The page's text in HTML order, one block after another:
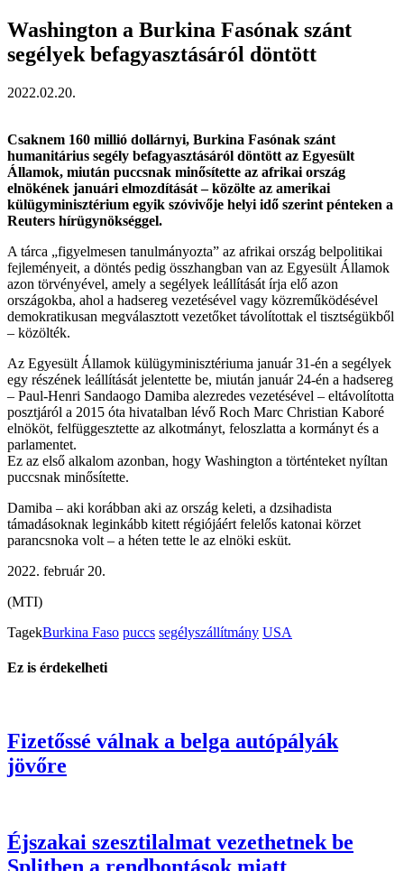
Washington a Burkina Fasónak szánt
segélyek befagyasztásáról döntött
2022.02.20.
Csaknem 160 millió dollárnyi, Burkina Fasónak szánt
humanitárius segély befagyasztásáról döntött az Egyesült
Államok, miután puccsnak minősítette az afrikai ország
elnökének januári elmozdítását – közölte az amerikai
külügyminisztérium egyik szóvivője helyi idő szerint pénteken a
Reuters hírügynökséggel.
A tárca „figyelmesen tanulmányozta” az afrikai ország belpolitikai
fejleményeit, a döntés pedig összhangban van az Egyesült Államok
azon törvényével, amely a segélyek leállítását írja elő azon
országokba, ahol a hadsereg vezetésével vagy közreműködésével
demokratikusan megválasztott vezetőket távolítottak el tisztségükből
– közölték.
Az Egyesült Államok külügyminisztériuma január 31-én a segélyek
egy részének leállítását jelentette be, miután január 24-én a hadsereg
– Paul-Henri Sandaogo Damiba alezredes vezetésével – eltávolította
posztjáról a 2015 óta hivatalban lévő Roch Marc Christian Kaboré
elnököt, felfüggesztette az alkotmányt, feloszlatta a kormányt és a
parlamentet.
Ez az első alkalom azonban, hogy Washington a történteket nyíltan
puccsnak minősítette.
Damiba – aki korábban aki az ország keleti, a dzsihadista
támadásoknak leginkább kitett régiójáért felelős katonai körzet
parancsnoka volt – a héten tette le az elnöki esküt.
2022. február 20.
(MTI)
TagekBurkina Faso puccs segélyszállítmány USA
Ez is érdekelheti
Fizetőssé válnak a belga autópályák
jövőre
Éjszakai szesztilalmat vezethetnek be